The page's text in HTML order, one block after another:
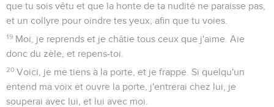
que tu sois vêtu et que la honte de ta nudité ne paraisse pas,
et un collyre pour oindre tes yeux, afin que tu voies.
19 Moi, je reprends et je châtie tous ceux que j'aime. Aie
donc du zèle, et repens-toi.
20 Voici, je me tiens à la porte, et je frappe. Si quelqu'un
entend ma voix et ouvre la porte, j'entrerai chez lui, je
souperai avec lui, et lui avec moi.